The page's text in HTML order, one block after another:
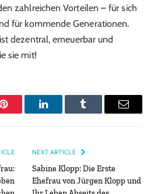
zahlreichen Vorteilen – für sich
für kommende Generationen.
dezentral, erneuerbar und
sie mit!
Pinterest LinkedInTumblr Email
NEXT ARTICLE
Sabine Klopp: Die Erste
Ehefrau von Jürgen Klopp und